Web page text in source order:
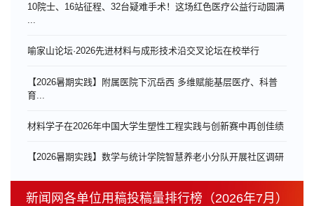
10院士、16站征程、32台疑难手术！这场红色医疗公益行动圆满
喻家山论坛·2026先进材料与成形技术沿交叉论坛在校举行
【2026暑期实践】附属医院下沉岳西 多维赋能基层医疗、科普
育...
材料学子在2026年中国大学生塑性工程实践与创新赛中再创佳绩
【2026暑期实践】数学与统计学院智慧养老小分队开展社区调研
新闻网各单位用稿投稿量排行榜（2026年7月）